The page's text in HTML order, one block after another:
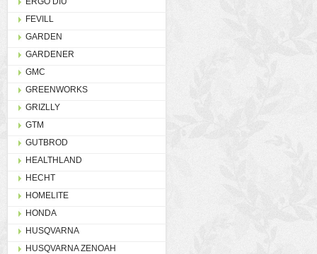
FEVILL
GARDEN
GARDENER
GMC
GREENWORKS
GRIZLLY
GTM
GUTBROD
HEALTHLAND
HECHT
HOMELITE
HONDA
HUSQVARNA
HUSQVARNA ZENOAH